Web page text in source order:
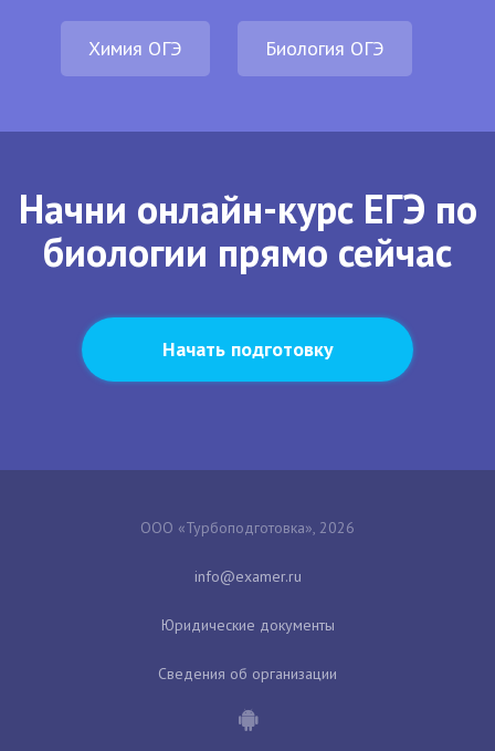
Химия ОГЭ Биология ОГЭ
Начни онлайн-курс ЕГЭ по
биологии прямо сейчас
Начать подготовку
ООО «Турбоподготовка», 2026
Юридические документы
Сведения об организации